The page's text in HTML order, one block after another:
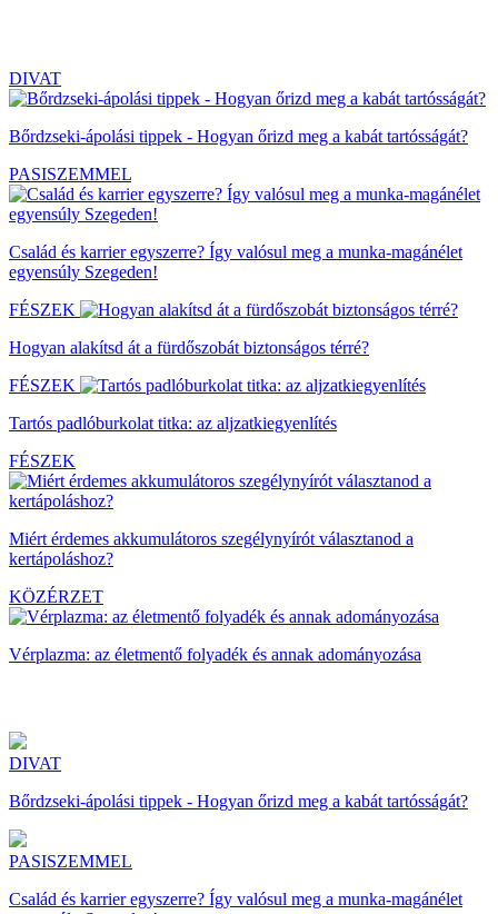
DIVAT
Bőrdzseki-ápolási tippek - Hogyan őrizd meg a kabát tartósságát?
PASISZEMMEL
Család és karrier egyszerre? Így valósul meg a munka-magánélet
egyensúly Szegeden!
FÉSZEK
Hogyan alakítsd át a fürdőszobát biztonságos térré?
FÉSZEK
Tartós padlóburkolat titka: az aljzatkiegyenlítés
FÉSZEK
Miért érdemes akkumulátoros szegélynyírót választanod a
kertápoláshoz?
KÖZÉRZET
Vérplazma: az életmentő folyadék és annak adományozása
DIVAT
Bőrdzseki-ápolási tippek - Hogyan őrizd meg a kabát tartósságát?
PASISZEMMEL
Család és karrier egyszerre? Így valósul meg a munka-magánélet